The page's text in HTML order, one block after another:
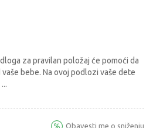
za pravilan položaj će pomoći da
bebe. Na ovoj podlozi vaše dete
...
Obavesti me o sniženju